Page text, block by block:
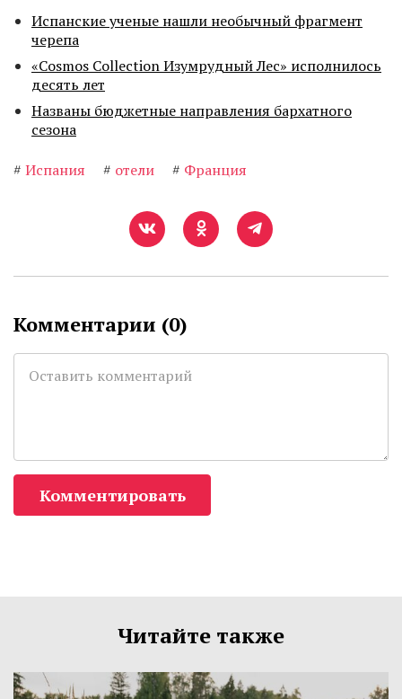
Испанские ученые нашли необычный фрагмент
черепа
«Cosmos Collection Изумрудный Лес» исполнилось
десять лет
Названы бюджетные направления бархатного
сезона
# Испания # отели # Франция
Комментарии (0)
Комментировать
Читайте также